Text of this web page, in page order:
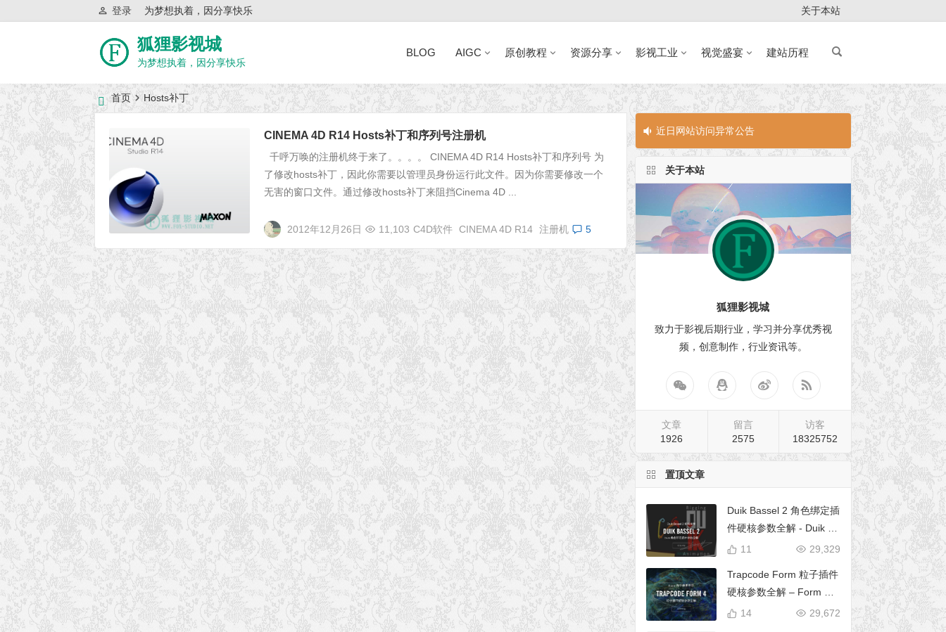
为梦想执着，因分享快乐
登录 关于本站
狐狸影视城
为梦想执着，因分享快乐
BLOG AIGC 原创教程 资源分享 影视工业 视觉盛宴 建站历程
首页 Hosts补丁
CINEMA 4D R14 Hosts补丁和序列号注册机
千呼万唤的注册机终于来了。。。。 CINEMA 4D R14 Hosts补丁和序列号 为
了修改hosts补丁，因此你需要以管理员身份运行此文件。因为你需要修改一个
无害的窗口文件。通过修改hosts补丁来阻挡Cinema 4D ...
2012年12月26日 11,103 C4D软件 CINEMA 4D R14 注册机 5
近日网站访问异常公告 近日网站访问异常公告 近日网站访问异常公告 近日网站访问
关于本站
狐狸影视城
致力于影视后期行业，学习并分享优秀视
频，创意制作，行业资讯等。
文章
1926
留言
2575
访客
18325752
置顶文章
Duik Bassel 2 角色绑定插
件硬核参数全解 - Duik 16
完全使用手册
29,329
11
Trapcode Form 粒子插件
硬核参数全解 – Form 完
全使用手册
29,672
14